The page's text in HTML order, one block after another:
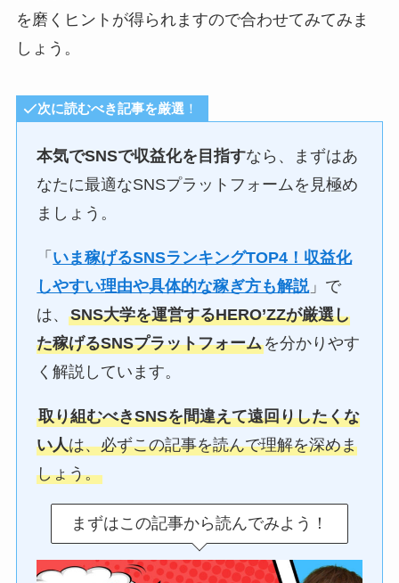
を磨くヒントが得られますので合わせてみてみま
しょう。
次に読むべき記事を厳選 ！
本気でSNSで収益化を目指すなら、まずはあ
なたに最適なSNSプラットフォームを見極め
ましょう。
「 いま稼げるSNSランキングTOP4！収益化
しやすい理由や具体的な稼ぎ方も解説」で
は、SNS大学を運営するHERO’ZZが厳選し
た稼げるSNSプラットフォームを分かりやす
く解説しています。
取り組むべきSNSを間違えて遠回りしたくな
い人は、必ずこの記事を読んで理解を深めま
しょう。
まずはこの記事から読んでみよう！